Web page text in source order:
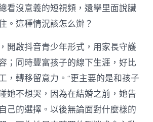
看沒意義的短視頻，還學里面說臟
。這種情況該怎么辦？
開啟抖音青少年形式，用家長守護
；同時豐富孩子的線下生涯，好比
，轉移留意力。“更主要的是和孩子
不想哭，因為在結婚之前，她告
己的選擇。以後無論面對什麼樣的